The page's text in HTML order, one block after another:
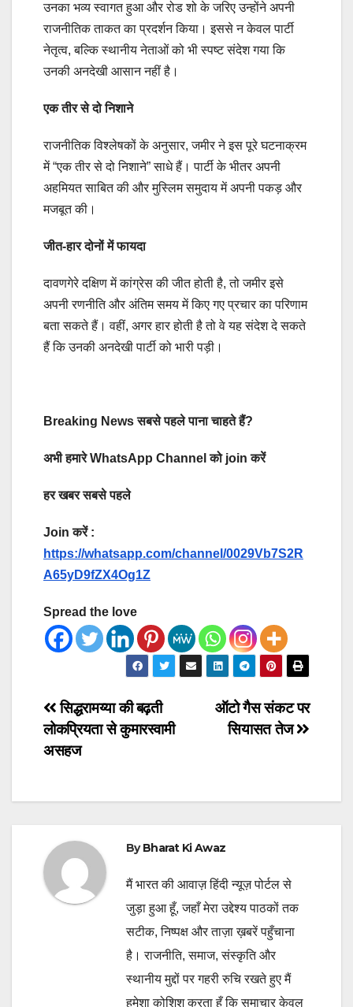
उनका भव्य स्वागत हुआ और रोड शो के जरिए उन्होंने अपनी
राजनीतिक ताकत का प्रदर्शन किया। इससे न केवल पार्टी
नेतृत्व, बल्कि स्थानीय नेताओं को भी स्पष्ट संदेश गया कि
उनकी अनदेखी आसान नहीं है।
एक तीर से दो निशाने
राजनीतिक विश्लेषकों के अनुसार, जमीर ने इस पूरे घटनाक्रम
में “एक तीर से दो निशाने” साधे हैं। पार्टी के भीतर अपनी
अहमियत साबित की और मुस्लिम समुदाय में अपनी पकड़ और
मजबूत की।
जीत-हार दोनों में फायदा
दावणगेरे दक्षिण में कांग्रेस की जीत होती है, तो जमीर इसे
अपनी रणनीति और अंतिम समय में किए गए प्रचार का परिणाम
बता सकते हैं। वहीं, अगर हार होती है तो वे यह संदेश दे सकते
हैं कि उनकी अनदेखी पार्टी को भारी पड़ी।
Breaking News सबसे पहले पाना चाहते हैं?
अभी हमारे WhatsApp Channel को join करें
हर खबर सबसे पहले
Join करें :
https://whatsapp.com/channel/0029Vb7S2R
A65yD9fZX4Og1Z
Spread the love
Post
navigation
ऑटो गैस संकट पर
सियासत तेज
सिद्धरामय्या की बढ़ती
लोकप्रियता से कुमारस्वामी
असहज
ByBharat Ki Awaz
मैं भारत की आवाज़ हिंदी न्यूज़ पोर्टल से
जुड़ा हुआ हूँ, जहाँ मेरा उद्देश्य पाठकों तक
सटीक, निष्पक्ष और ताज़ा ख़बरें पहुँचाना
है। राजनीति, समाज, संस्कृति और
स्थानीय मुद्दों पर गहरी रुचि रखते हुए मैं
हमेशा कोशिश करता हूँ कि समाचार केवल